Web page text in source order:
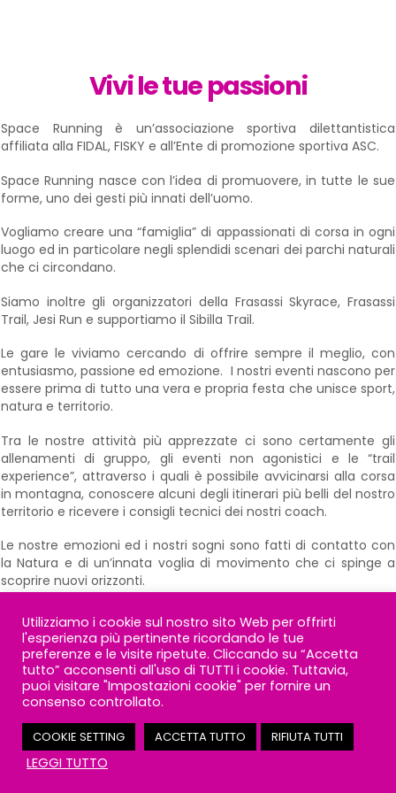
Vivi le tue passioni
Space Running è un’associazione sportiva dilettantistica
affiliata alla FIDAL, FISKY e all’Ente di promozione sportiva ASC.
Space Running nasce con l’idea di promuovere, in tutte le sue
forme, uno dei gesti più innati dell’uomo.
Vogliamo creare una “famiglia” di appassionati di corsa in ogni
luogo ed in particolare negli splendidi scenari dei parchi naturali
che ci circondano.
Siamo inoltre gli organizzatori della Frasassi Skyrace, Frasassi
Trail, Jesi Run e supportiamo il Sibilla Trail.
Le gare le viviamo cercando di offrire sempre il meglio, con
entusiasmo, passione ed emozione. I nostri eventi nascono per
essere prima di tutto una vera e propria festa che unisce sport,
natura e territorio.
Tra le nostre attività più apprezzate ci sono certamente gli
allenamenti di gruppo, gli eventi non agonistici e le “trail
experience”, attraverso i quali è possibile avvicinarsi alla corsa
in montagna, conoscere alcuni degli itinerari più belli del nostro
territorio e ricevere i consigli tecnici dei nostri coach.
Le nostre emozioni ed i nostri sogni sono fatti di contatto con
la Natura e di un’innata voglia di movimento che ci spinge a
scoprire nuovi orizzonti.
VUOI CONOSCERCI ED UNIRTI A NOI ?
CLICCA QUI
Utilizziamo i cookie sul nostro sito Web per offrirti
l'esperienza più pertinente ricordando le tue
preferenze e le visite ripetute. Cliccando su “Accetta
tutto” acconsenti all'uso di TUTTI i cookie. Tuttavia,
puoi visitare "Impostazioni cookie" per fornire un
consenso controllato.
COOKIE SETTING ACCETTA TUTTO RIFIUTA TUTTI
LEGGI TUTTO